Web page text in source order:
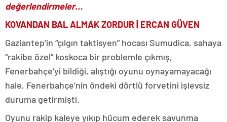
değerlendirmeler…
KOVANDAN BAL ALMAK ZORDUR | ERCAN GÜVEN
Gaziantep’in “çılgın taktisyen” hocası Sumudica, sahaya
“rakibe özel” koskoca bir problemle çıkmış,
Fenerbahçe’yi bildiği, alıştığı oyunu oynayamayacağı
hale, Fenerbahçe’nin öndeki dörtlü forvetini işlevsiz
duruma getirmişti.
Oyunu rakip kaleye yıkıp hücum ederek savunma